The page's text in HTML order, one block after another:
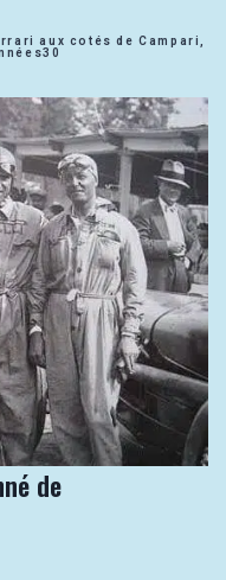
aux cotés de Campari,
de